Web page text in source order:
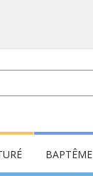
BAPTÊME